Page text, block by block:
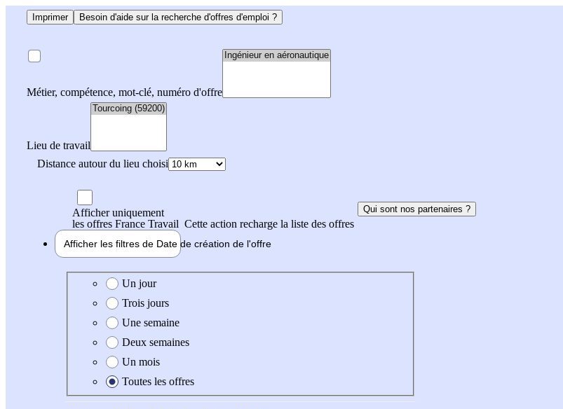
Imprimer Besoin d'aide sur la recherche d'offres d'emploi ?
Métier, compétence, mot-clé, numéro d'offre
Lieu de travail
Distance autour du lieu choisi
Afficher uniquement
les offres France Travail Cette action recharge la liste des offres
Qui sont nos partenaires ?
Afficher les filtres de Date de création de l'offre
Date de création de l'offre
Un jour
Trois jours
Une semaine
Deux semaines
Un mois
Toutes les offres